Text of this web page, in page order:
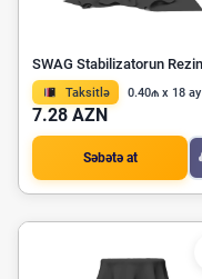
Taksitlə 0.40₼ x 18 ay
7.28 AZN
Səbətə at